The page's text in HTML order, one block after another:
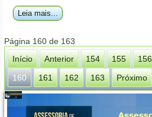
Leia mais...
Página 160 de 163
Início
Anterior 154 155 156
160
161 162 163 Próximo